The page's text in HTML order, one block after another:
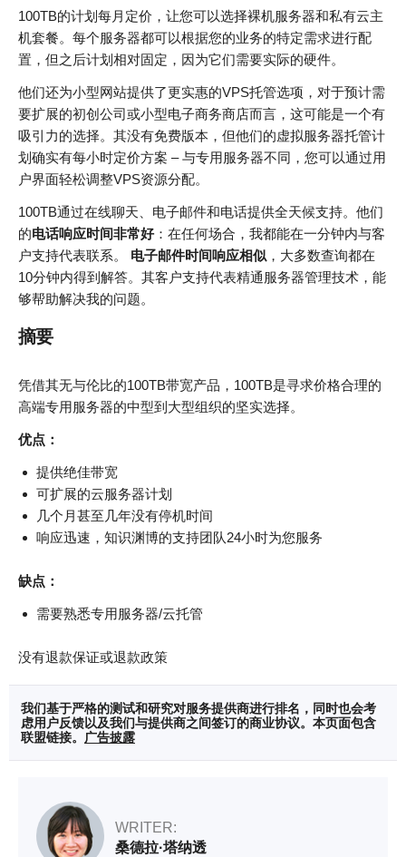
100TB的计划每月定价，让您可以选择裸机服务器和私有云主
机套餐。每个服务器都可以根据您的业务的特定需求进行配
置，但之后计划相对固定，因为它们需要实际的硬件。
他们还为小型网站提供了更实惠的VPS托管选项，对于预计需
要扩展的初创公司或小型电子商务商店而言，这可能是一个有
吸引力的选择。其没有免费版本，但他们的虚拟服务器托管计
划确实有每小时定价方案 – 与专用服务器不同，您可以通过用
户界面轻松调整VPS资源分配。
100TB通过在线聊天、电子邮件和电话提供全天候支持。他们
的电话响应时间非常好：在任何场合，我都能在一分钟内与客
户支持代表联系。 电子邮件时间响应相似 ，大​​多数查询都在
10分钟内得到解答。其客户支持代表精通服务器管理技术，能
够帮助解决我的问题。
摘要
凭借其无与伦比的100TB带宽产品，100TB是寻求价格合理的
高端专用服务器的中型到大型组织的坚实选择。
优点：
提供绝佳带宽
可扩展的云服务器计划
几个月甚至几年没有停机时间
响应迅速，知识渊博的支持团队24小时为您服务
缺点：
需要熟悉专用服务器/云托管
没有退款保证或退款政策
我们基于严格的测试和研究对服务提供商进行排名，同时也会考
虑用户反馈以及我们与提供商之间签订的商业协议。本页面包含
联盟链接。 广告披露
WRITER:
桑德拉·塔纳透